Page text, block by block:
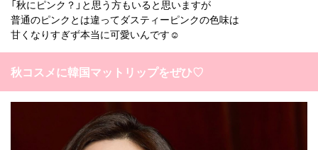
「秋にピンク？」と思う方もいると思いますが
普通のピンクとは違ってダスティーピンクの色味は
甘くなりすぎず本当に可愛いんです☺️
秋コスメに韓国マットリップをぜひ♡